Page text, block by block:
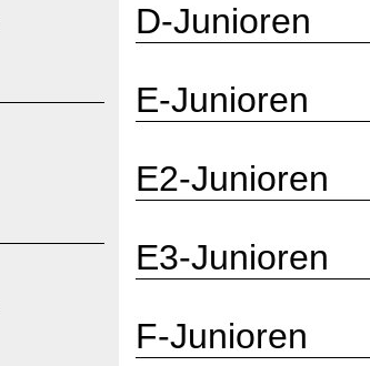
D-Junioren
E-Junioren
E2-Junioren
E3-Junioren
F-Junioren